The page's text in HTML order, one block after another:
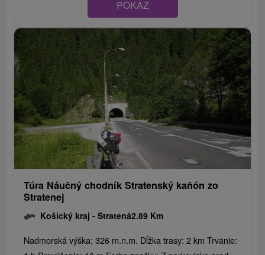
POKAZ
Túra Náučný chodník Stratenský kaňón zo
Stratenej
Košický kraj -Stratená2.89 Km
Nadmorská výška: 326 m.n.m. Dĺžka trasy: 2 km Trvanie: